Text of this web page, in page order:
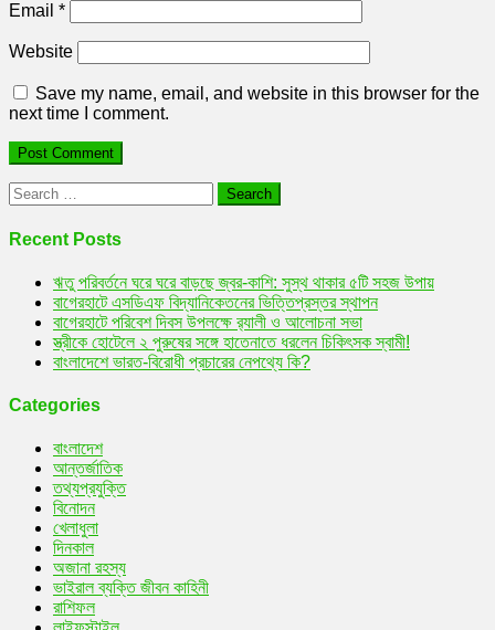
Email *
Website
Save my name, email, and website in this browser for the
next time I comment.
Search
for:
Recent Posts
ঋতু পরিবর্তনে ঘরে ঘরে বাড়ছে জ্বর-কাশি: সুস্থ থাকার ৫টি সহজ উপায়
বাগেরহাটে এসডিএফ বিদ্যানিকেতনের ভিত্তিপ্রস্তর স্থাপন
বাগেরহাটে পরিবেশ দিবস উপলক্ষে র‌্যালী ও আলোচনা সভা
স্ত্রীকে হোটেলে ২ পুরুষের সঙ্গে হাতেনাতে ধরলেন চিকিৎসক স্বামী!
বাংলাদেশে ভারত-বিরোধী প্রচারের নেপথ্যে কি?
Categories
বাংলাদেশ
আন্তর্জাতিক
তথ্যপ্রযুক্তি
বিনোদন
খেলাধুলা
দিনকাল
অজানা রহস্য
ভাইরাল ব্যক্তি জীবন কাহিনী
রাশিফল